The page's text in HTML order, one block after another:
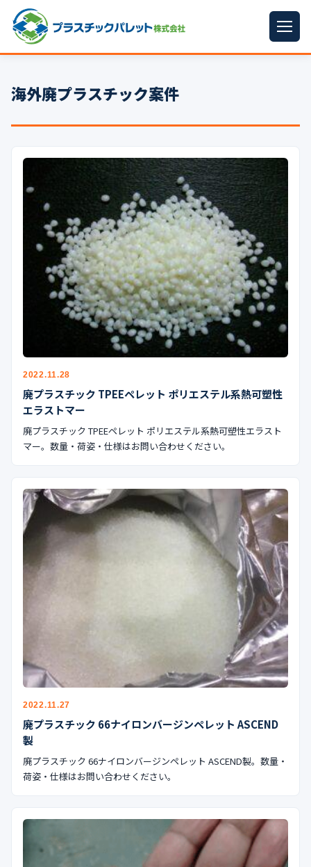
パレットサイズ
プラパレット ▼
コンテナ ▼
中古パレット
再生原料
▼
イラン情勢まとめ ▼
会社案内
🇺🇸🇰🇷🇹🇼🇻🇳
海外廃プラスチック案件
2022.11.28
廃プラスチック TPEEペレット ポリエステル系熱可塑性
エラストマー
廃プラスチック TPEEペレット ポリエステル系熱可塑性エラスト
マー。数量・荷姿・仕様はお問い合わせください。
2022.11.27
廃プラスチック 66ナイロンバージンペレット ASCEND
製
廃プラスチック 66ナイロンバージンペレット ASCEND製。数量・
荷姿・仕様はお問い合わせください。